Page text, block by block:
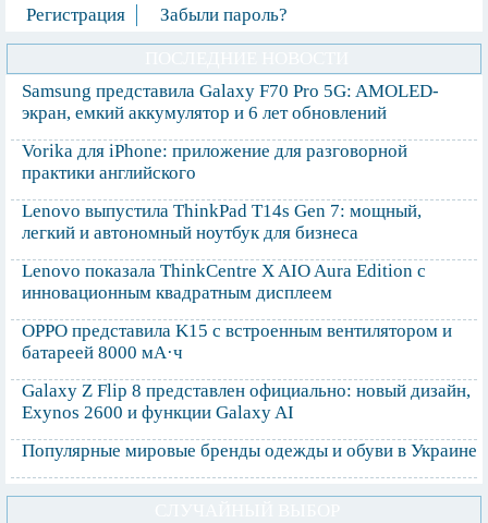
Регистрация Забыли пароль?
Samsung представила Galaxy F70 Pro 5G: AMOLED-
экран, емкий аккумулятор и 6 лет обновлений
Vorika для iPhone: приложение для разговорной
практики английского
Lenovo выпустила ThinkPad T14s Gen 7: мощный,
легкий и автономный ноутбук для бизнеса
Lenovo показала ThinkCentre X AIO Aura Edition с
инновационным квадратным дисплеем
OPPO представила K15 с встроенным вентилятором и
батареей 8000 мА·ч
Galaxy Z Flip 8 представлен официально: новый дизайн,
Exynos 2600 и функции Galaxy AI
Популярные мировые бренды одежды и обуви в Украине